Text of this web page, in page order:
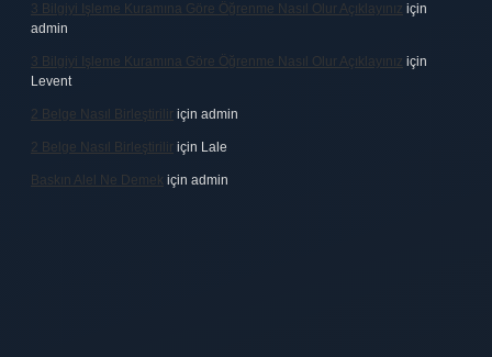
3 Bilgiyi Işleme Kuramına Göre Öğrenme Nasıl Olur Açıklayınız için
admin
3 Bilgiyi Işleme Kuramına Göre Öğrenme Nasıl Olur Açıklayınız için
Levent
2 Belge Nasıl Birleştirilir için admin
2 Belge Nasıl Birleştirilir için Lale
Baskın Alel Ne Demek için admin